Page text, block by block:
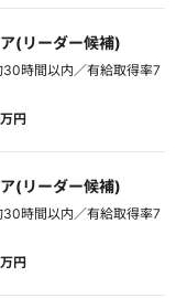
(リーダー候補)
時間以内／有給取得率7
円
(リーダー候補)
時間以内／有給取得率7
円